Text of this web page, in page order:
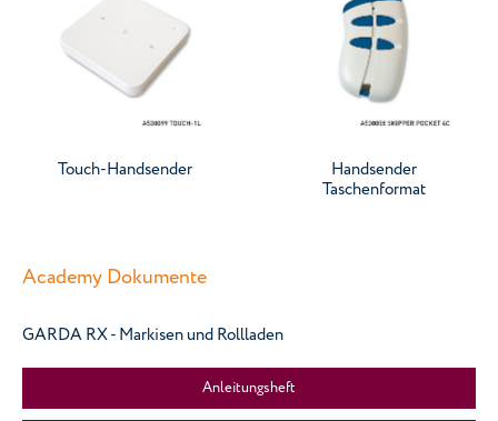
Touch-Handsender
Handsender
Taschenformat
Academy Dokumente
GARDA RX - Markisen und Rollladen
Anleitungsheft